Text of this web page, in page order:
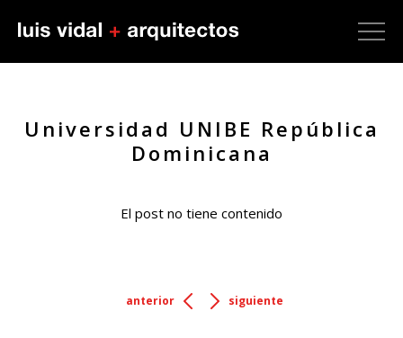
Universidad UNIBE República
Dominicana
El post no tiene contenido
anterior siguiente